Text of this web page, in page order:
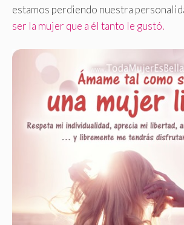
estamos perdiendo nuestra
ser la mujer que a él tanto le gustó.